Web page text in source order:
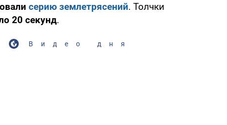
серию землетрясений. Толчки
20 секунд.
Видео дня